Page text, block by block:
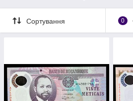
Сортування 0